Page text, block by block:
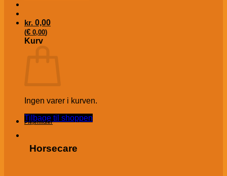
kr. 0,00
(€ 0,00)
Kurv
Ingen varer i kurven.
Tilbage til shoppen
Plejemidler
Horsecare